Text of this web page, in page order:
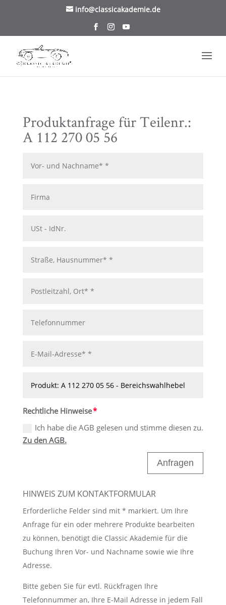
/* TablePress Highlight */info@classicakademie.de
Produktanfrage für Teilenr.:
A 112 270 05 56
Rechtliche Hinweise
Ich habe die AGB gelesen und stimme diesen zu.
Zu den AGB.
Anfragen
HINWEIS ZUM KONTAKTFORMULAR
Erforderliche Felder sind mit * markiert. Um Ihre
Anfrage für ein oder mehrere Produkte bearbeiten
zu können, benötigt die Classic Akademie für die
Buchung Ihren Vor- und Nachname sowie wie Ihre
Adresse.
Bitte geben Sie für evtl. Rückfragen Ihre
Telefonnummer an, Ihre E-Mail Adresse in jedem Fall